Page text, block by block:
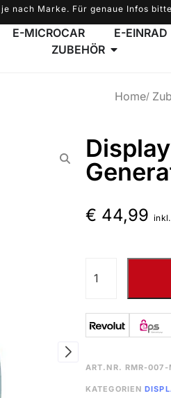
nach Marke. Für genaue Infos
E-MICROCAR E-EINRAD
ZUBEHÖR
Home
€ 44,99
ART.NR. RMR-007-
KATEGORIEN